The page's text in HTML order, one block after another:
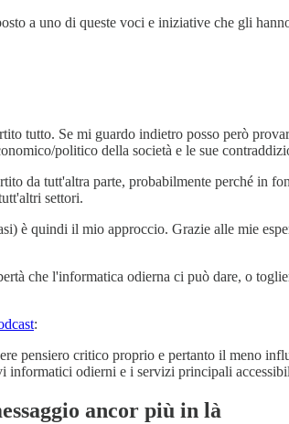
a uno di queste voci e iniziative che gli
tutto. Se mi guardo indietro posso però
politico della società e le sue
da tutt'altra parte, probabilmente perché in
settori.
è quindi il mio approccio. Grazie alle mie
che l'informatica odierna ci può dare, o
:
pensiero critico proprio e pertanto il meno
informatici odierni e i servizi principali
ancor più in là